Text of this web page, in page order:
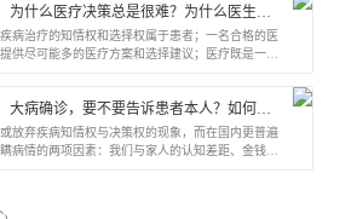
疾病与医学科普25：为什么医疗决策总是很难？为什么医生总要让病人自己选择?
病治疗的知情权和选择权属于患者；一名合格的医
供尽可能多的医疗方案和选择建议；医疗既是一门
结果的恐惧和对更多可能性的期待；应对医学抉择
疾病与医学科普24：大病确诊，要不要告诉患者本人？如何处理疾病心态？
放弃疾病知情权与决策权的现象，而在国内更普遍
病情的两项因素：我们与家人的认知差距、金钱。